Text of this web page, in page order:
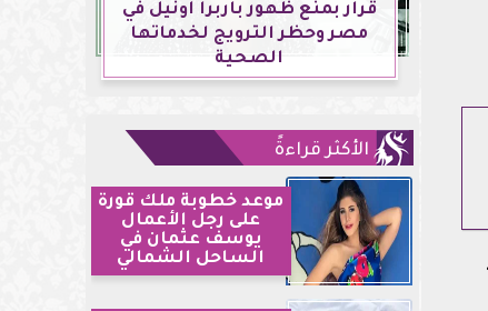
قرار بمنع ظهور باربرا أونيل في
مصر وحظر الترويج لخدماتها
الصحية
الأكثر قراءةً
موعد خطوبة ملك قورة
على رجل الأعمال
يوسف عثمان في
الساحل الشمالي